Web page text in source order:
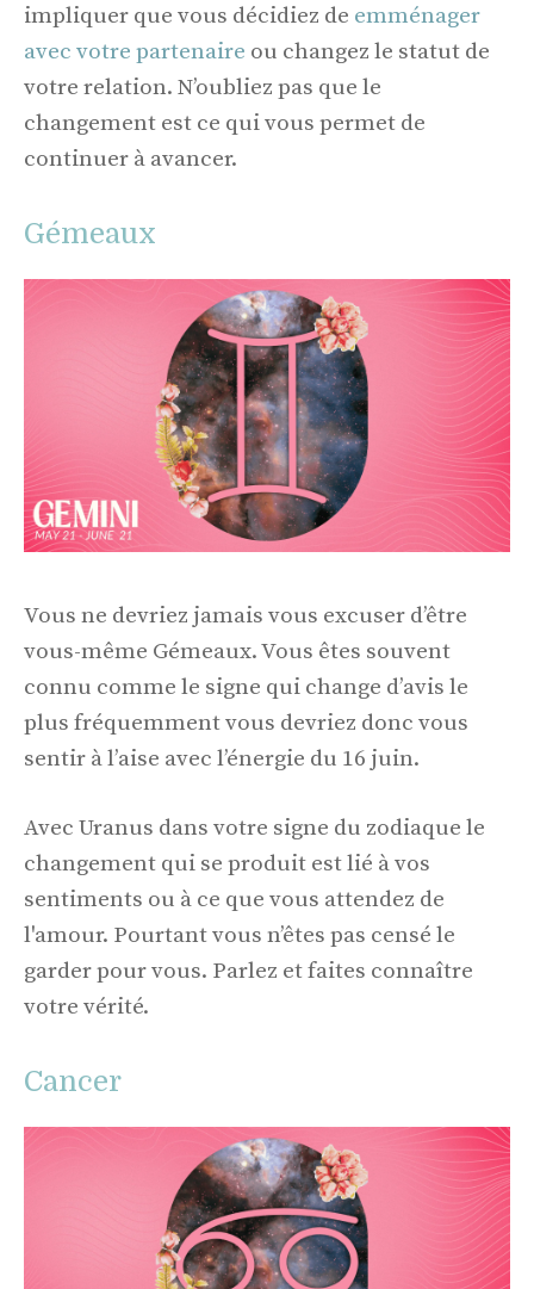
impliquer que vous décidiez de emménager
avec votre partenaire ou changez le statut de
votre relation. N’oubliez pas que le
changement est ce qui vous permet de
continuer à avancer.
Gémeaux
Vous ne devriez jamais vous excuser d’être
vous-même Gémeaux. Vous êtes souvent
connu comme le signe qui change d’avis le
plus fréquemment vous devriez donc vous
sentir à l’aise avec l’énergie du 16 juin.
Avec Uranus dans votre signe du zodiaque le
changement qui se produit est lié à vos
sentiments ou à ce que vous attendez de
l'amour. Pourtant vous n’êtes pas censé le
garder pour vous. Parlez et faites connaître
votre vérité.
Cancer